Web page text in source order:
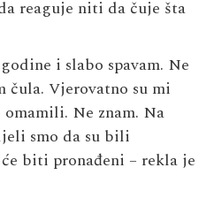
reaguje niti da čuje šta
i slabo spavam. Ne
čula. Vjerovatno su mi
Ne znam. Na
smo da su bili
biti pronađeni – rekla je